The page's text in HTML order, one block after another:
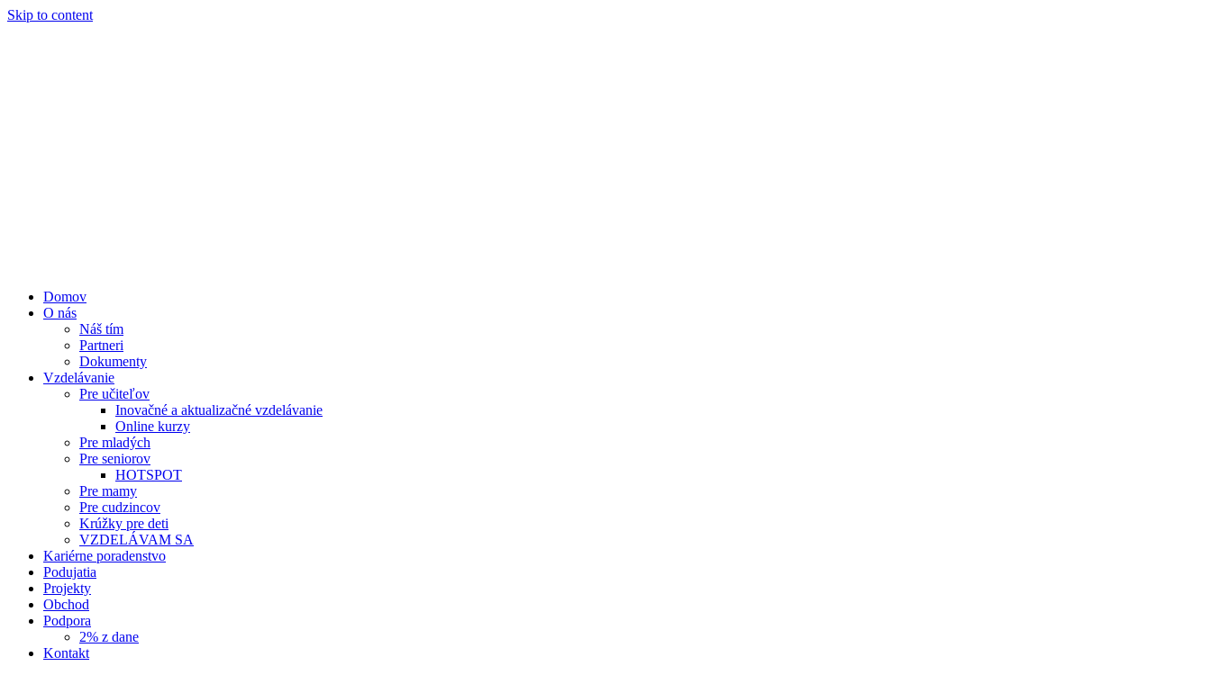
Skip to content
Domov
O nás
Náš tím
Partneri
Dokumenty
Vzdelávanie
Pre učiteľov
Inovačné a aktualizačné vzdelávanie
Online kurzy
Pre mladých
Pre seniorov
HOTSPOT
Pre mamy
Pre cudzincov
Krúžky pre deti
VZDELÁVAM SA
Kariérne poradenstvo
Podujatia
Projekty
Obchod
Podpora
2% z dane
Kontakt